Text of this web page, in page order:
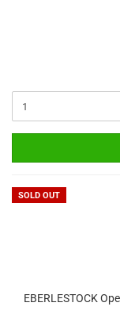
SOLD OUT
EBERLESTOCK